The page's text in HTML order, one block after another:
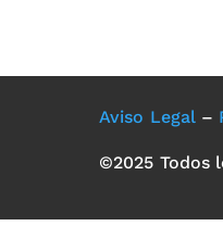
Aviso Legal –
©2025 Todos